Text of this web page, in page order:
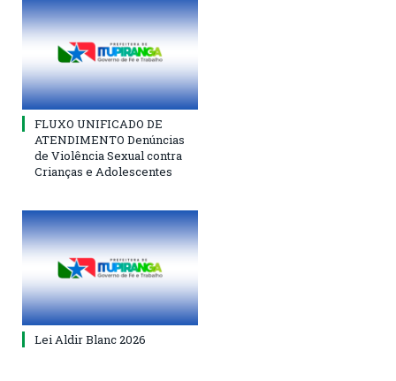
FLUXO UNIFICADO DE
ATENDIMENTO Denúncias
de Violência Sexual contra
Crianças e Adolescentes
Lei Aldir Blanc 2026